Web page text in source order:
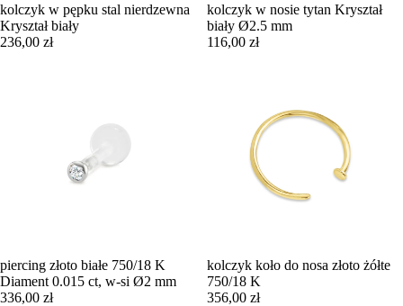
kolczyk w pępku stal nierdzewna
Kryształ biały
236,00 zł
kolczyk w nosie tytan Kryształ
biały Ø2.5 mm
116,00 zł
piercing złoto białe 750/18 K
Diament 0.015 ct, w-si Ø2 mm
336,00 zł
kolczyk koło do nosa złoto żółte
750/18 K
356,00 zł